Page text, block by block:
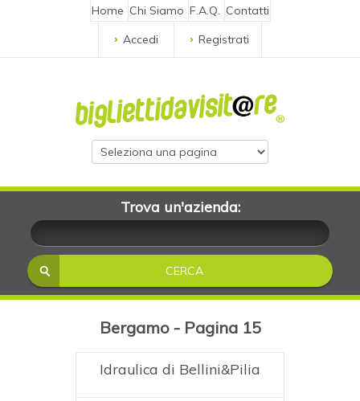
Home Chi Siamo F.A.Q. Contatti
Accedi
Registrati
Trova un'azienda:
Bergamo - Pagina 15
Idraulica di Bellini&Pilia